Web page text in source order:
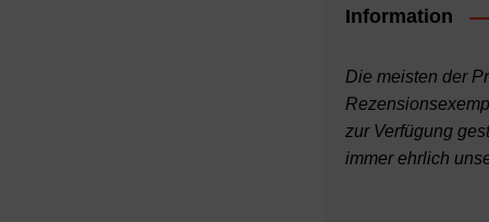
Information
Die meisten der
zur Verfügung
immer ehrlich